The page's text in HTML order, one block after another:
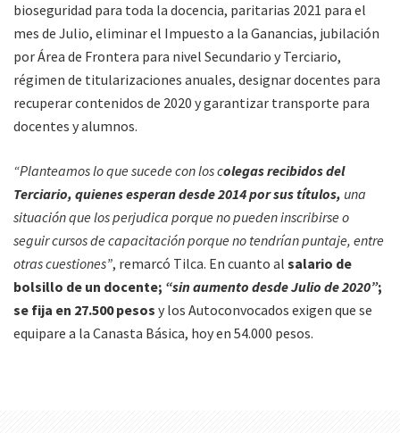
bioseguridad para toda la docencia, paritarias 2021 para el
mes de Julio, eliminar el Impuesto a la Ganancias, jubilación
por Área de Frontera para nivel Secundario y Terciario,
régimen de titularizaciones anuales, designar docentes para
recuperar contenidos de 2020 y garantizar transporte para
docentes y alumnos.
“Planteamos lo que sucede con los colegas recibidos del
Terciario, quienes esperan desde 2014 por sus títulos, una
situación que los perjudica porque no pueden inscribirse o
seguir cursos de capacitación porque no tendrían puntaje, entre
otras cuestiones”, remarcó Tilca. En cuanto al salario de
bolsillo de un docente; “sin aumento desde Julio de 2020”;
se fija en 27.500 pesos y los Autoconvocados exigen que se
equipare a la Canasta Básica, hoy en 54.000 pesos.